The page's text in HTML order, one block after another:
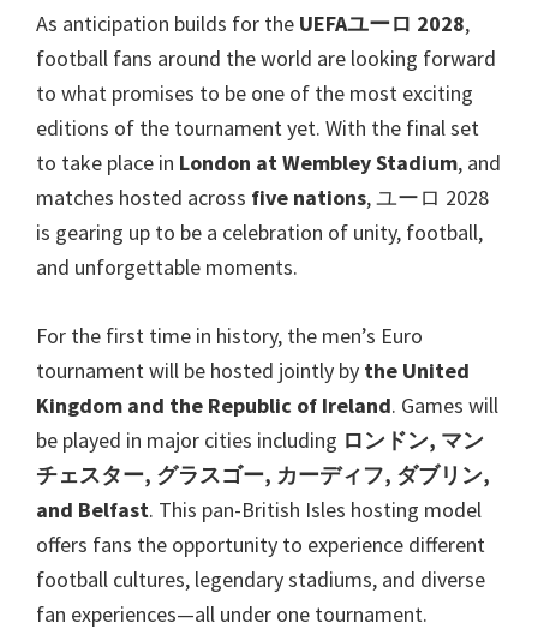
UEFA
欧
州
サ
ッ
カ
ー
選
権
チ
ケ
ッ
ト,
ウ
ェ
ン
ブ
As anticipation builds for the UEFAユーロ 2028,
football fans around the world are looking forward
to what promises to be one of the most exciting
editions of the tournament yet. With the final set
to take place in London at Wembley Stadium, and
matches hosted across five nations, ユーロ 2028
is gearing up to be a celebration of unity, football,
and unforgettable moments.
For the first time in history, the men’s Euro
tournament will be hosted jointly by the United
Kingdom and the Republic of Ireland. Games will
be played in major cities including ロンドン, マン
チェスター, グラスゴー, カーディフ, ダブリン,
and Belfast. This pan-British Isles hosting model
offers fans the opportunity to experience different
football cultures, legendary stadiums, and diverse
fan experiences—all under one tournament.